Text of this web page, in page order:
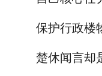
保护行政楼
楚休闻言却